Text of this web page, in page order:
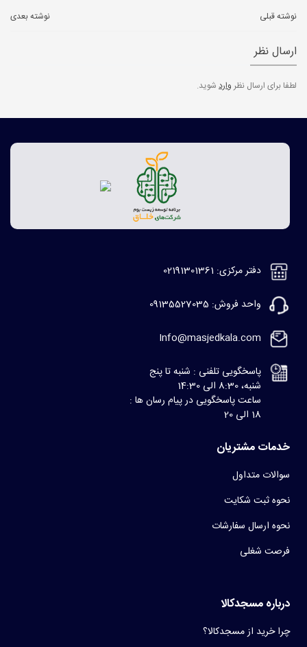
نوشته قبلی نوشته بعدی
ارسال نظر
لطفا برای ارسال نظر وارد شوید.
دفتر مرکزی: 02191301361
واحد فروش: 09135527035
Info@masjedkala.com
پاسخگویی تلفنی : شنبه تا پنج
شنبه، 8:30 الی 14:30
ساعت پاسخگویی در پیام رسان ها :
18 الی 20
خدمات مشتریان
سوالات متداول
نحوه ثبت شکایت
نحوه ارسال سفارشات
فرصت شغلی
درباره مسجدکالا
چرا خرید از مسجدکالا؟